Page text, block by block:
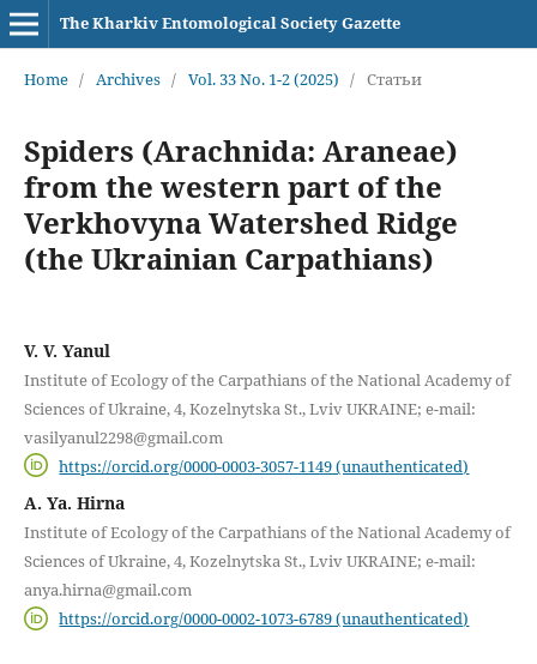
The Kharkiv Entomological Society Gazette
Home / Archives / Vol. 33 No. 1-2 (2025) / Статьи
Spiders (Arachnida: Araneae)
from the western part of the
Verkhovyna Watershed Ridge
(the Ukrainian Carpathians)
V. V. Yanul
Institute of Ecology of the Carpathians of the National Academy of
Sciences of Ukraine, 4, Kozelnytska St., Lviv UKRAINE; e-mail:
vasilyanul2298@gmail.com
https://orcid.org/0000-0003-3057-1149 (unauthenticated)
A. Ya. Hirna
Institute of Ecology of the Carpathians of the National Academy of
Sciences of Ukraine, 4, Kozelnytska St., Lviv UKRAINE; e-mail:
anya.hirna@gmail.com
https://orcid.org/0000-0002-1073-6789 (unauthenticated)